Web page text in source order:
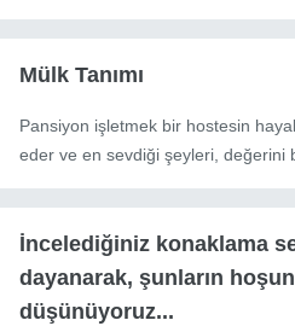
Mülk Tanımı
Pansiyon işletmek bir hostesin
eder ve en sevdiği şeyleri, değerini
İncelediğiniz konaklama
dayanarak, şunların
düşünüyoruz...